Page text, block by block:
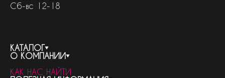
Сб-вс 12-18
КАТАЛОГ
весь каталог
О КОМПАНИИ
КАК НАС НАЙТИ